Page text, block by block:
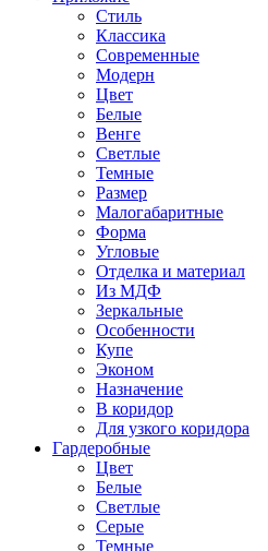
Стиль
Классика
Современные
Модерн
Цвет
Белые
Венге
Светлые
Темные
Размер
Малогабаритные
Форма
Угловые
Отделка и материал
Из МДФ
Зеркальные
Особенности
Купе
Эконом
Назначение
В коридор
Для узкого коридора
Гардеробные
Цвет
Белые
Светлые
Серые
Темные